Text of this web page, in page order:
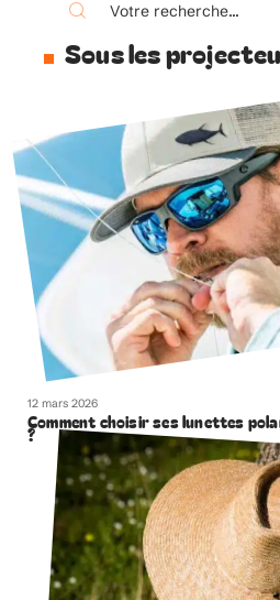
Sous les
12 mars 2026
Comment choisir ses lunettes
?